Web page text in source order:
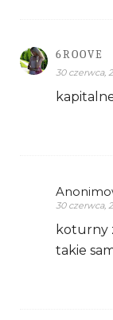
6ROOVE
30 czerwca,
30 czerwca,
koturny
takie